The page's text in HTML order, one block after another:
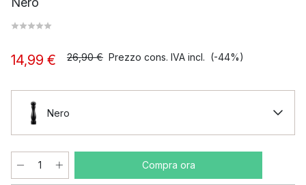
14,99 € 26,90 € Prezzo cons. IVA incl. (-44%)
Nero
Compra ora